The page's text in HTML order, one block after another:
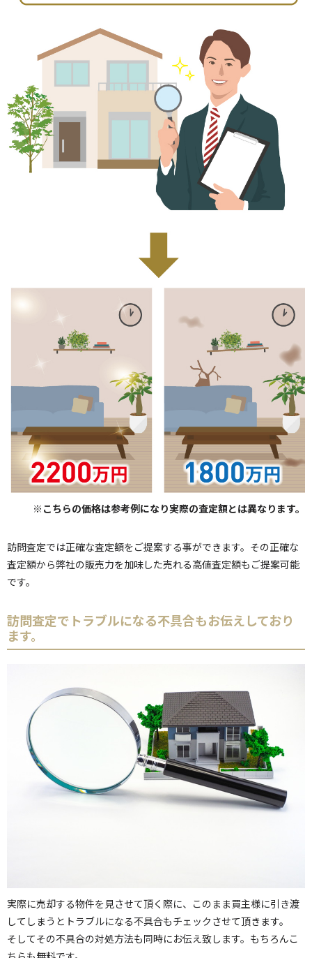
※こちらの価格は参考例になり実際の査定額とは異なります。
訪問査定では正確な査定額をご提案する事ができます。その正確な
査定額から弊社の販売力を加味した売れる高値査定額もご提案可能
です。
訪問査定でトラブルになる不具合もお伝えしており
ます。
実際に売却する物件を見させて頂く際に、このまま買主様に引き渡
してしまうとトラブルになる不具合もチェックさせて頂きます。
そしてその不具合の対処方法も同時にお伝え致します。もちろんこ